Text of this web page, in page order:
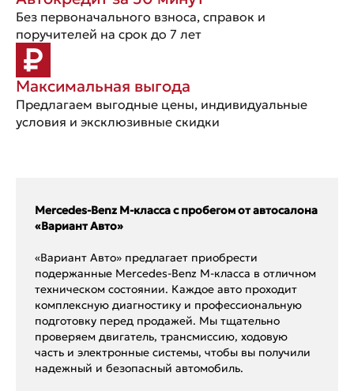
Без первоначального взноса, справок и
поручителей на срок до 7 лет
Максимальная выгода
Предлагаем выгодные цены, индивидуальные
условия и эксклюзивные скидки
Mercedes-Benz M-класса с пробегом от автосалона
«Вариант Авто»
«Вариант Авто» предлагает приобрести
подержанные Mercedes-Benz M-класса в отличном
техническом состоянии. Каждое авто проходит
комплексную диагностику и профессиональную
подготовку перед продажей. Мы тщательно
проверяем двигатель, трансмиссию, ходовую
часть и электронные системы, чтобы вы получили
надежный и безопасный автомобиль.